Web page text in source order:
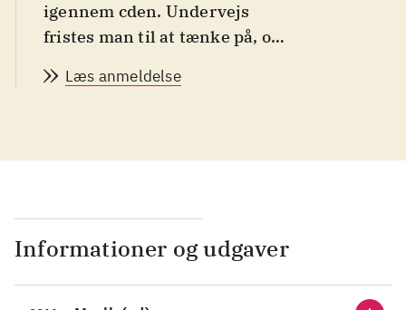
igennem cden. Undervejs
fristes man til at tænke på, om
fra Tools øvelokale, dog uden en
positivt, at Drone spiller stilen
udviklende eller spændende".
Læs anmeldelse
Informationer og udgaver